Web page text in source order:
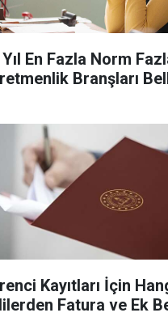
En Fazla Norm
Branşları
Kayıtları İçin
Fatura ve Ek